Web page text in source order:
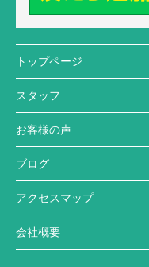
トップページ
スタッフ
お客様の声
ブログ
アクセスマップ
会社概要